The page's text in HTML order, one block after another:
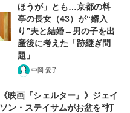
ほうが」とも…京都の料
亭の長女（43）が“婿入
り”夫と結婚→男の子を出
産後に考えた「跡継ぎ問
題」
中岡 愛子
《映画『シェルター』》ジェイ
ソン・ステイサムがお盆を“打